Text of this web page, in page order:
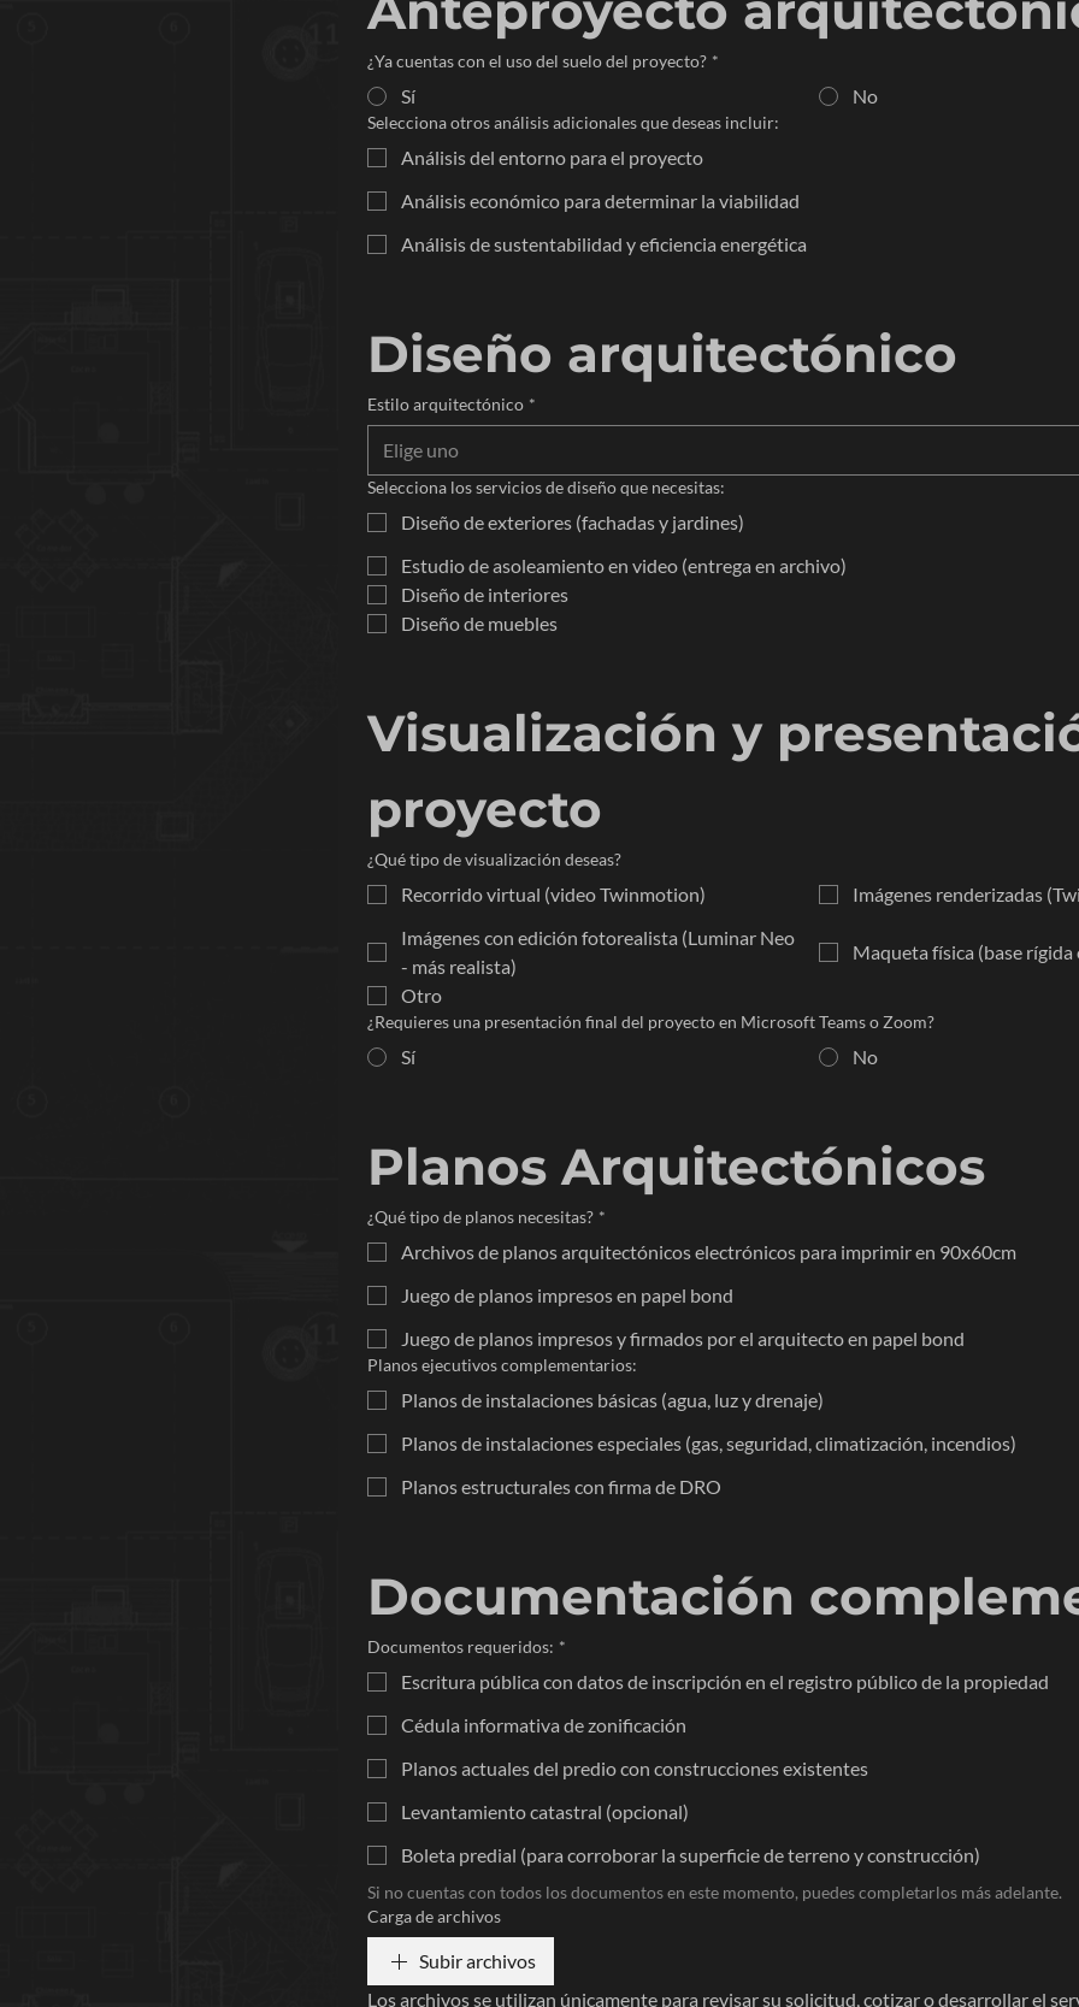
¿Ya cuentas con el uso del suelo del proyecto? *
Sí No
Selecciona otros análisis adicionales que deseas incluir:
Análisis del entorno para el proyecto
Análisis económico para determinar la viabilidad
Análisis de sustentabilidad y eficiencia energética
Diseño arquitectónico
Estilo arquitectónico *
Elige uno
Selecciona los servicios de diseño que necesitas:
Diseño de exteriores (fachadas y jardines)
Estudio de asoleamiento en video (entrega en archivo)
Diseño de interiores
Diseño de muebles
Visualización y
proyecto
¿Qué tipo de visualización deseas?
Recorrido virtual (video Twinmotion)
Imágenes renderizadas
Imágenes con edición fotorealista (Luminar Neo
- más realista)
Maqueta física (base rígida
Otro
¿Requieres una presentación final del proyecto en Microsoft Teams o Zoom?
Sí No
Planos Arquitectónicos
¿Qué tipo de planos necesitas? *
Archivos de planos arquitectónicos electrónicos para imprimir en 90x60cm
Juego de planos impresos en papel bond
Juego de planos impresos y firmados por el arquitecto en papel bond
Planos ejecutivos complementarios:
Planos de instalaciones básicas (agua, luz y drenaje)
Planos de instalaciones especiales (gas, seguridad, climatización, incendios)
Planos estructurales con firma de DRO
Documentación
Documentos requeridos: *
Escritura pública con datos de inscripción en el registro público de la propiedad
Cédula informativa de zonificación
Planos actuales del predio con construcciones existentes
Levantamiento catastral (opcional)
Boleta predial (para corroborar la superficie de terreno y construcción)
Si no cuentas con todos los documentos en este momento, puedes completarlos más adelante.
Carga de archivos
Subir archivos
Los archivos se utilizan únicamente para revisar su solicitud, cotizar o desarrollar el